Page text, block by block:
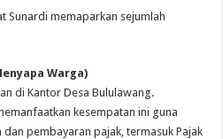
Sunardi memaparkan sejumlah
Warga)
di Kantor Desa Bululawang.
kesempatan ini guna
pembayaran pajak, termasuk Pajak